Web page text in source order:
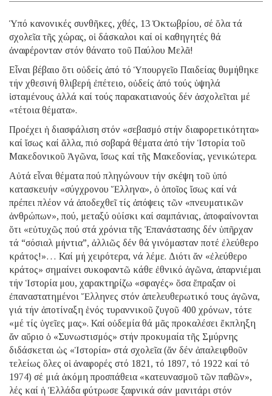
Ὑπό κανονικές συνθῆκες, χθές, 13 Ὀκτωβρίου, σέ ὅλα τά
σχολεῖα τῆς χώρας, οἱ δάσκαλοι καί οἱ καθηγητές θά
ἀναφέρονταν στόν θάνατο τοῦ Παύλου Μελᾶ!
Εἶναι βέβαιο ὅτι οὐδείς ἀπό τό Ὑπουργεῖο Παιδείας θυμήθηκε
τήν χθεσινή θλιβερή ἐπέτειο, οὐδείς ἀπό τούς ὑψηλά
ἱσταμένους ἀλλά καί τούς παρακατιανούς δέν ἀσχολεῖται μέ
«τέτοια θέματα».
Προέχει ἡ διασφάλιση στόν «σεβασμό στήν διαφορετικότητα»
καί ἴσως καί ἄλλα, πιό σοβαρά θέματα ἀπό τήν Ἱστορία τοῦ
Μακεδονικοῦ Ἀγῶνα, ἴσως καί τῆς Μακεδονίας, γενικώτερα.
Αὐτά εἶναι θέματα πού πληγώνουν τήν σκέψη τοῦ ὑπό
κατασκευήν «σύγχρονου Ἕλληνα», ὁ ὁποῖος ἴσως καί νά
πρέπει πλέον νά ἀποδεχθεῖ τίς ἀπόψεις τῶν «πνευματικῶν
ἀνθρώπων», πού, μεταξύ οὐίσκι καί σαμπάνιας, ἀποφαίνονται
ὅτι «εὐτυχῶς πού στά χρόνια τῆς Ἐπανάστασης δέν ὑπῆρχαν
τά “σόσιαλ μήντια”, ἀλλιῶς δέν θά γινόμασταν ποτέ ἐλεύθερο
κράτος!»… Καί μή χειρότερα, νά λέμε. Διότι ἄν «ἐλεύθερο
κράτος» σημαίνει συκοφαντῶ κάθε ἐθνικό ἀγῶνα, ἀπαρνιέμαι
τήν Ἱστορία μου, χαρακτηρίζω «σφαγές» ὅσα ἔπραξαν οἱ
ἐπαναστατημένοι Ἕλληνες στόν ἀπελευθερωτικό τους ἀγῶνα,
γιά τήν ἀποτίναξη ἑνός τυραννικοῦ ζυγοῦ 400 χρόνων, τότε
«μέ τίς ὑγεῖες μας». Καί οὐδεμία θά μᾶς προκαλέσει ἔκπληξη
ἄν αὔριο ὁ «Συνωστισμός» στήν προκυμαία τῆς Σμύρνης
διδάσκεται ὡς «Ἱστορία» στά σχολεῖα (ἄν δέν ἀπαλειφθοῦν
τελείως ὅλες οἱ ἀναφορές στό 1821, τό 1897, τό 1922 καί τό
1974) σέ μιά ἀκόμη προσπάθεια «κατευνασμοῦ τῶν παθῶν»,
λές καί ἡ Ἑλλάδα φύτρωσε ξαφνικά σάν μανιτάρι στόν